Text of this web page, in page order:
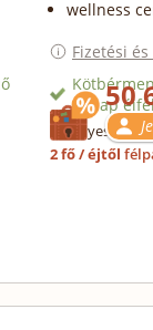
wellness
Fizetési
2. nap
Érvényes:
50
2 fő / éjtől